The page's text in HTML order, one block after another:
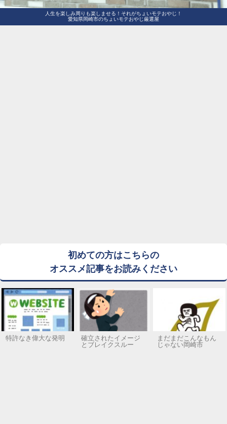
人生を楽しみ周りも楽しませる！それがちょいモテおやじ！
愛知県岡崎市のちょいモテおやじ厳選屋
初めての方はこちらの
オススメ記事をお読みください
特許なき偉大な発明 確立されたイメージ
とブレイクスルー
まだまだこんなもん
じゃない岡崎市